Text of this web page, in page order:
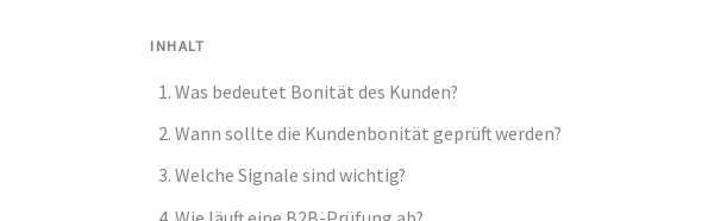
INHALT
Was bedeutet Bonität des Kunden?
Wann sollte die Kundenbonität geprüft werden?
Welche Signale sind wichtig?